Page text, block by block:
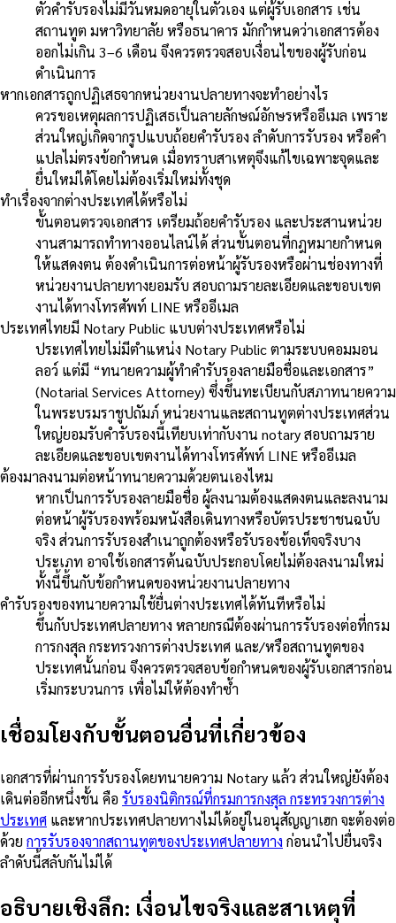
ตัวคำรับรองไม่มีวันหมดอายุในตัวเอง แต่ผู้รับเอกสาร เช่น
สถานทูต มหาวิทยาลัย หรือธนาคาร มักกำหนดว่าเอกสารต้อง
ออกไม่เกิน 3–6 เดือน จึงควรตรวจสอบเงื่อนไขของผู้รับก่อน
ดำเนินการ
หากเอกสารถูกปฏิเสธจากหน่วยงานปลายทางจะทำอย่างไร
ควรขอเหตุผลการปฏิเสธเป็นลายลักษณ์อักษรหรืออีเมล เพราะ
ส่วนใหญ่เกิดจากรูปแบบถ้อยคำรับรอง ลำดับการรับรอง หรือคำ
แปลไม่ตรงข้อกำหนด เมื่อทราบสาเหตุจึงแก้ไขเฉพาะจุดและ
ยื่นใหม่ได้โดยไม่ต้องเริ่มใหม่ทั้งชุด
ทำเรื่องจากต่างประเทศได้หรือไม่
ขั้นตอนตรวจเอกสาร เตรียมถ้อยคำรับรอง และประสานหน่วย
งานสามารถทำทางออนไลน์ได้ ส่วนขั้นตอนที่กฎหมายกำหนด
ให้แสดงตน ต้องดำเนินการต่อหน้าผู้รับรองหรือผ่านช่องทางที่
หน่วยงานปลายทางยอมรับ สอบถามรายละเอียดและขอบเขต
งานได้ทางโทรศัพท์ LINE หรืออีเมล
ประเทศไทยมี Notary Public แบบต่างประเทศหรือไม่
ประเทศไทยไม่มีตำแหน่ง Notary Public ตามระบบคอมมอน
ลอว์ แต่มี “ทนายความผู้ทำคำรับรองลายมือชื่อและเอกสาร”
(Notarial Services Attorney) ซึ่งขึ้นทะเบียนกับสภาทนายความ
ในพระบรมราชูปถัมภ์ หน่วยงานและสถานทูตต่างประเทศส่วน
ใหญ่ยอมรับคำรับรองนี้เทียบเท่ากับงาน notary สอบถามราย
ละเอียดและขอบเขตงานได้ทางโทรศัพท์ LINE หรืออีเมล
ต้องมาลงนามต่อหน้าทนายความด้วยตนเองไหม
หากเป็นการรับรองลายมือชื่อ ผู้ลงนามต้องแสดงตนและลงนาม
ต่อหน้าผู้รับรองพร้อมหนังสือเดินทางหรือบัตรประชาชนฉบับ
จริง ส่วนการรับรองสำเนาถูกต้องหรือรับรองข้อเท็จจริงบาง
ประเภท อาจใช้เอกสารต้นฉบับประกอบโดยไม่ต้องลงนามใหม่
ทั้งนี้ขึ้นกับข้อกำหนดของหน่วยงานปลายทาง
คำรับรองของทนายความใช้ยื่นต่างประเทศได้ทันทีหรือไม่
ขึ้นกับประเทศปลายทาง หลายกรณีต้องผ่านการรับรองต่อที่กรม
การกงสุล กระทรวงการต่างประเทศ และ/หรือสถานทูตของ
ประเทศนั้นก่อน จึงควรตรวจสอบข้อกำหนดของผู้รับเอกสารก่อน
เริ่มกระบวนการ เพื่อไม่ให้ต้องทำซ้ำ
เชื่อมโยงกับขั้นตอนอื่นที่เกี่ยวข้อง
เอกสารที่ผ่านการรับรองโดยทนายความ Notary แล้ว ส่วนใหญ่ยังต้อง
เดินต่ออีกหนึ่งชั้น คือ รับรองนิติกรณ์ที่กรมการกงสุล กระทรวงการต่าง
ประเทศ และหากประเทศปลายทางไม่ได้อยู่ในอนุสัญญาเฮก จะต้องต่อ
ด้วย การรับรองจากสถานทูตของประเทศปลายทาง ก่อนนำไปยื่นจริง
ลำดับนี้สลับกันไม่ได้
อธิบายเชิงลึก: เงื่อนไขจริงและสาเหตุที่